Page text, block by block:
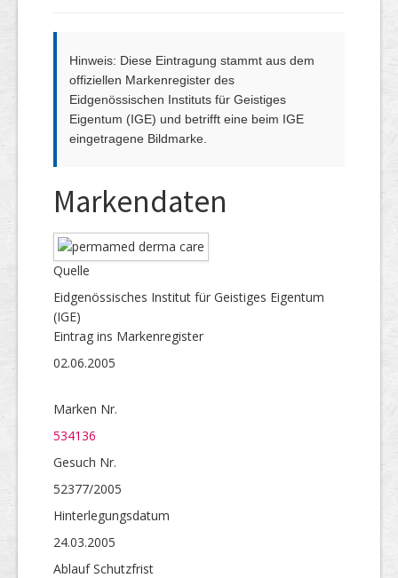
Hinweis: Diese Eintragung stammt aus dem
offiziellen Markenregister des
Eidgenössischen Instituts für Geistiges
Eigentum (IGE) und betrifft eine beim IGE
eingetragene Bildmarke.
Markendaten
Quelle
Eidgenössisches Institut für Geistiges Eigentum
(IGE)
Eintrag ins Markenregister
02.06.2005
Marken Nr.
534136
Gesuch Nr.
52377/2005
Hinterlegungs­datum
24.03.2005
Ablauf Schutzfrist